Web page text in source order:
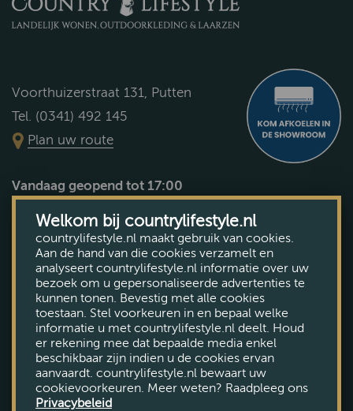
Voorthuizerstraat 131, Putten
Tel. (0341) 492 145
Plan uw route
Vandaag geopend tot 17:00
Welkom bij countrylifestyle.nl
countrylifestyle.nl maakt gebruik van cookies.
Aan de hand van die cookies verzamelt en
analyseert countrylifestyle.nl informatie over uw
bezoek om u gepersonaliseerde advertenties te
kunnen tonen. Bevestig met alle cookies
toestaan. Stel voorkeuren in en bepaal welke
informatie u met countrylifestyle.nl deelt. Houd
er rekening mee dat bepaalde media enkel
beschikbaar zijn indien u de cookies ervan
aanvaardt. countrylifestyle.nl bewaart uw
cookievoorkeuren. Meer weten? Raadpleeg ons
Privacybeleid